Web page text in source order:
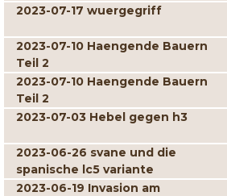
2023-07-17 wuergegriff
2023-07-10 Haengende Bauern
Teil 2
2023-07-10 Haengende Bauern
Teil 2
2023-07-03 Hebel gegen h3
2023-06-26 svane und die
spanische lc5 variante
2023-06-19 Invasion am